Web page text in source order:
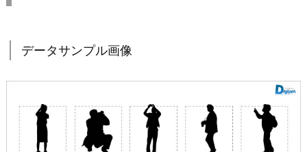
データサンプル画像